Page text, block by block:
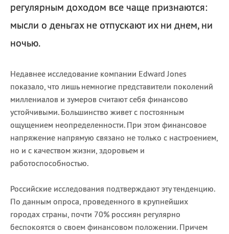
регулярным доходом все чаще признаются:
мысли о деньгах не отпускают их ни днем, ни
ночью.
Недавнее исследование компании Edward Jones
показало, что лишь немногие представители поколений
миллениалов и зумеров считают себя финансово
устойчивыми. Большинство живет с постоянным
ощущением неопределенности. При этом финансовое
напряжение напрямую связано не только с настроением,
но и с качеством жизни, здоровьем и
работоспособностью.
Российские исследования подтверждают эту тенденцию.
По данным опроса, проведенного в крупнейших
городах страны, почти 70% россиян регулярно
беспокоятся о своем финансовом положении. Причем